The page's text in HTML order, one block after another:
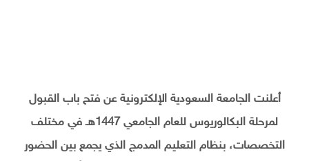
أعلنت الجامعة السعودية الإلكترونية عن فتح باب القبول
لمرحلة البكالوريوس للعام الجامعي 1447هـ في مختلف
التخصصات، بنظام التعليم المدمج الذي يجمع بين الحضور